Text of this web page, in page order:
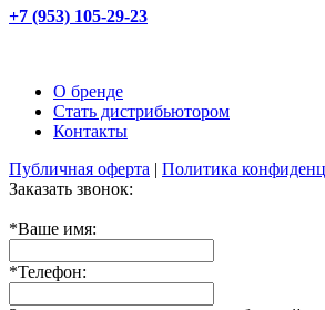
+7 (953) 105-29-23
О бренде
Стать дистрибьютором
Контакты
Публичная оферта | Политика
Заказать звонок:
*Ваше имя:
*Телефон: